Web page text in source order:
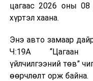
Япон, Герман,
зэрэг улс лаг
байна. Тухайлбал,
гарсан үнснээс
ашигладаг бол
боловсруулах
цагаас 2026 оны
хүртэл хаана.
Энэ авто замаар
Ч:19А “Цагаан
үйлчилгээний төв”
өөрчлөлт орж байна.